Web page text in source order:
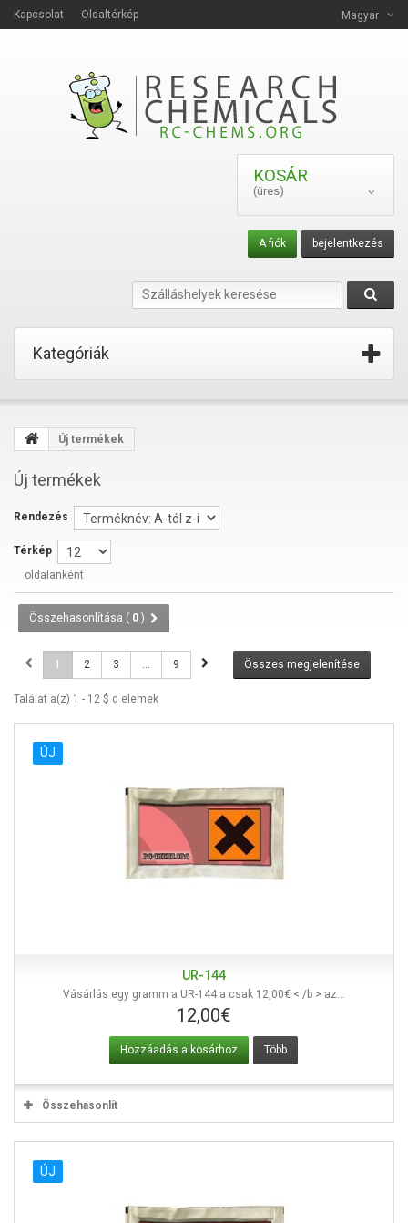
Magyar
Kapcsolat Oldaltérkép
KOSÁR
(üres)
bejelentkezés
A fiók
Kategóriák
Új termékek
Új termékek
Rendezés
Térkép
oldalanként
Összehasonlítása ( 0 )
Összes megjelenítése
1 2 3 ... 9
Találat a(z) 1 - 12 $ d elemek
ÚJ
UR-144
Vásárlás egy gramm a UR-144 a csak 12,00€ < /b > az...
12,00€
Hozzáadás a kosárhoz Több
Összehasonlít
ÚJ